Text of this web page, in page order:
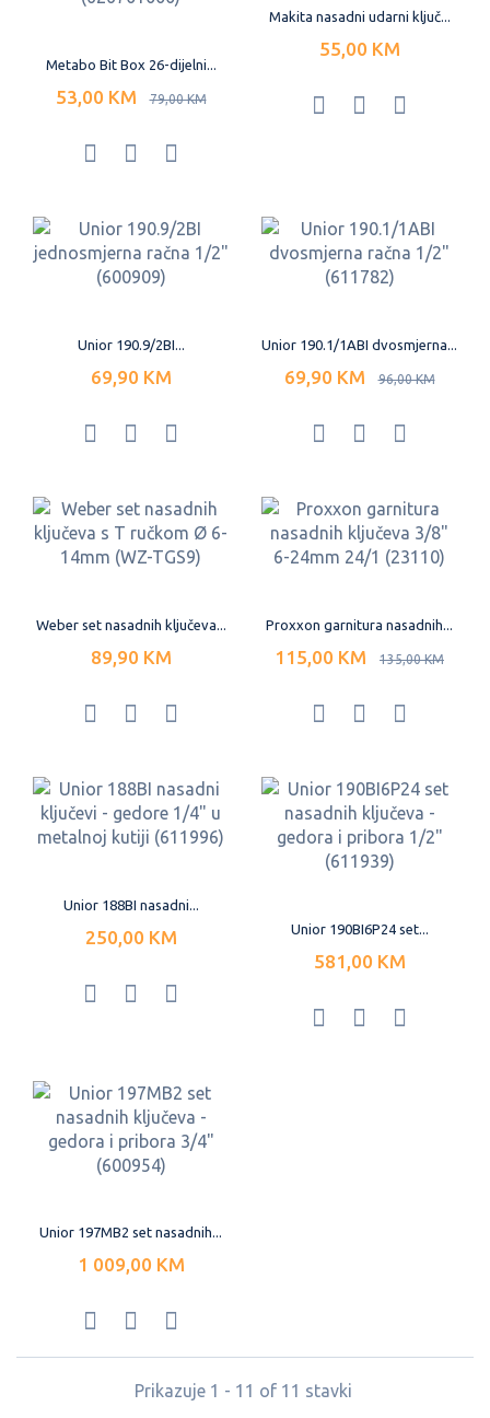
Metabo Bit Box 26-dijelni...
53,00 KM 79,00 KM
Makita nasadni udarni ključ...
55,00 KM
Unior 190.9/2BI...
69,90 KM
Unior 190.1/1ABI dvosmjerna...
69,90 KM 96,00 KM
Weber set nasadnih ključeva...
89,90 KM
Proxxon garnitura nasadnih...
115,00 KM 135,00 KM
Unior 188BI nasadni...
250,00 KM Unior 190BI6P24 set...
581,00 KM
Unior 197MB2 set nasadnih...
1 009,00 KM
Prikazuje 1 - 11 of 11 stavki